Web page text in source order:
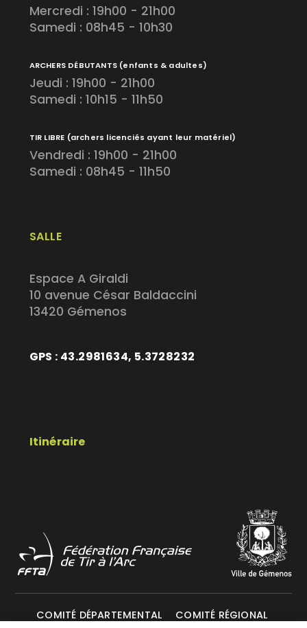
SALLE
Espace A Giraldi
10 avenue César Baldaccini
13420 Gémenos
GPS : 43.2981634, 5.3728232
Itinéraire
Mercredi : 19h00 - 21h00
Samedi : 08h45 - 10h30
ARCHERS DÉBUTANTS (enfants & adultes)
Jeudi : 19h00 - 21h00
Samedi : 10h15 - 11h50
TIR LIBRE (archers licenciés ayant leur matériel)
Vendredi : 19h00 - 21h00
Samedi : 08h45 - 11h50
COMITÉ DÉPARTEMENTAL COMITÉ RÉGIONAL